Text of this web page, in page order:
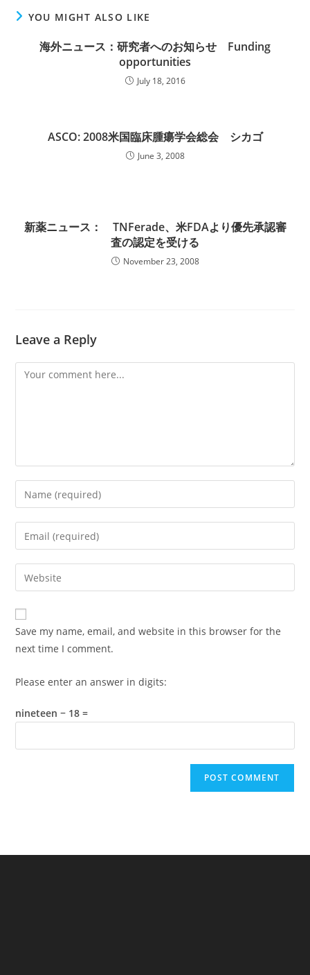
YOU MIGHT ALSO LIKE
海外ニュース：研究者へのお知らせ Funding
opportunities
July 18, 2016
ASCO: 2008米国臨床腫瘍学会総会 シカゴ
June 3, 2008
新薬ニュース： TNFerade、米FDAより優先承認審
査の認定を受ける
November 23, 2008
Leave a Reply
Comment
Enter
your
name
comment
Enter
your
email
address
comment
Enter
your
website
URL
(optional)
Save my name, email, and website in this browser for the
next time I comment.
Please enter an answer in digits:
nineteen − 18 =